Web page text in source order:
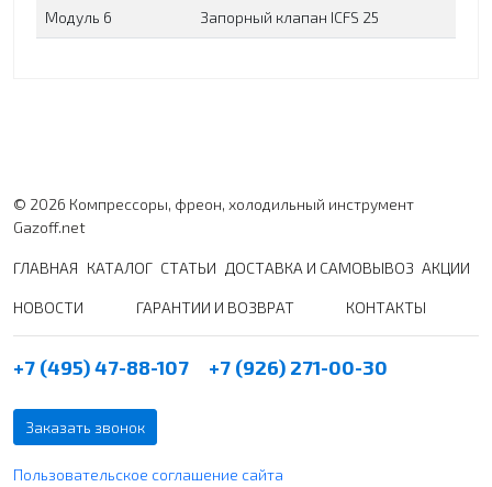
Модуль 6 Запорный клапан ICFS 25
© 2026 Компрессоры, фреон, холодильный инструмент
Gazoff.net
ГЛАВНАЯ КАТАЛОГ СТАТЬИ ДОСТАВКА И САМОВЫВОЗ АКЦИИ
НОВОСТИ ГАРАНТИИ И ВОЗВРАТ КОНТАКТЫ
+7 (495) 47-88-107 +7 (926) 271-00-30
Заказать звонок
Пользовательское соглашение сайта